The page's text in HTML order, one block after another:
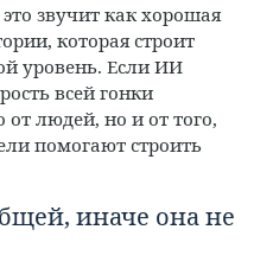
звучит как хорошая
которая строит
уровень. Если ИИ
всей гонки
от людей, но и от того,
помогают строить
иначе она не